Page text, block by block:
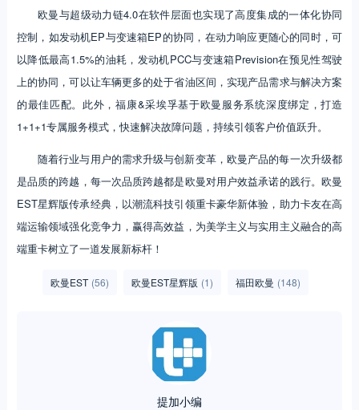
欧曼与超级动力链4.0在软件层面也实现了高度集成的一体化协同
控制，如发动机EP与变速箱EP的协同，在动力响应更随心的同时，可
以降低最高1.5%的油耗，发动机PCC与变速箱Prevision在预见性驾驶
上的协同，可以让车辆更多的处于省油区间，实现产品需求与解决方案
的最佳匹配。此外，福康&采埃孚基于欧曼服务系统深度绑定，打造
1+1+1专属服务模式，快速解决故障问题，持续引领客户价值跃升。
随着行业与用户的需求升级与创新变革，欧曼产品的每一次升级都
是品质的跨越，每一次品质跨越都是欧曼对用户效益承诺的践行。欧曼
EST星辉版传承经典，以潮流科技引领重卡豪华新体验，助力卡友在高
端运输领域强化竞争力，赢得高效益，为美学主义与实用主义融合的高
端重卡树立了一道发展新标杆！
欧曼EST (56) 欧曼EST星辉版 (1) 福田欧曼 (148)
提加小编